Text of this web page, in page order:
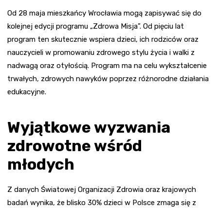
Od 28 maja mieszkańcy Wrocławia mogą zapisywać się do
kolejnej edycji programu „Zdrowa Misja”. Od pięciu lat
program ten skutecznie wspiera dzieci, ich rodziców oraz
nauczycieli w promowaniu zdrowego stylu życia i walki z
nadwagą oraz otyłością. Program ma na celu wykształcenie
trwałych, zdrowych nawyków poprzez różnorodne działania
edukacyjne.
Wyjątkowe wyzwania
zdrowotne wśród
młodych
Z danych Światowej Organizacji Zdrowia oraz krajowych
badań wynika, że blisko 30% dzieci w Polsce zmaga się z